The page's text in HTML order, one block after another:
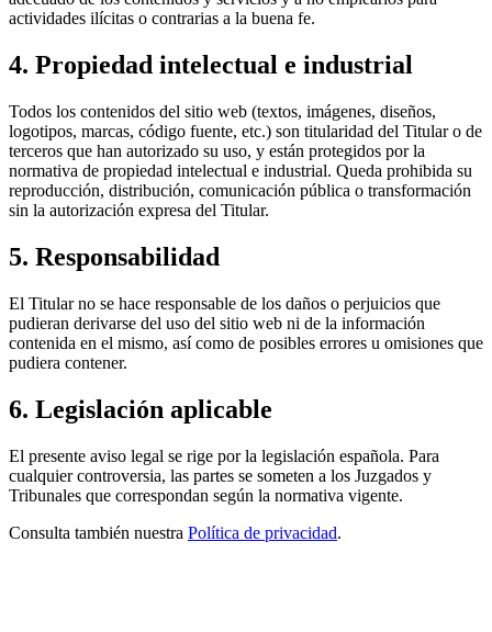
actividades ilícitas o contrarias a la buena fe.
4. Propiedad intelectual e industrial
Todos los contenidos del sitio web (textos, imágenes, diseños,
logotipos, marcas, código fuente, etc.) son titularidad del Titular o de
terceros que han autorizado su uso, y están protegidos por la
normativa de propiedad intelectual e industrial. Queda prohibida su
reproducción, distribución, comunicación pública o transformación
sin la autorización expresa del Titular.
5. Responsabilidad
El Titular no se hace responsable de los daños o perjuicios que
pudieran derivarse del uso del sitio web ni de la información
contenida en el mismo, así como de posibles errores u omisiones que
pudiera contener.
6. Legislación aplicable
El presente aviso legal se rige por la legislación española. Para
cualquier controversia, las partes se someten a los Juzgados y
Tribunales que correspondan según la normativa vigente.
Consulta también nuestra Política de privacidad.